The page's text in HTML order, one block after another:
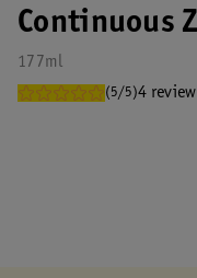
Continuous
177ml
(5/5)4